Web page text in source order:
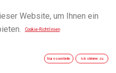
Website, um Ihnen ein
Cookie-Richtlinien
Nur essentielle Ich stimme zu